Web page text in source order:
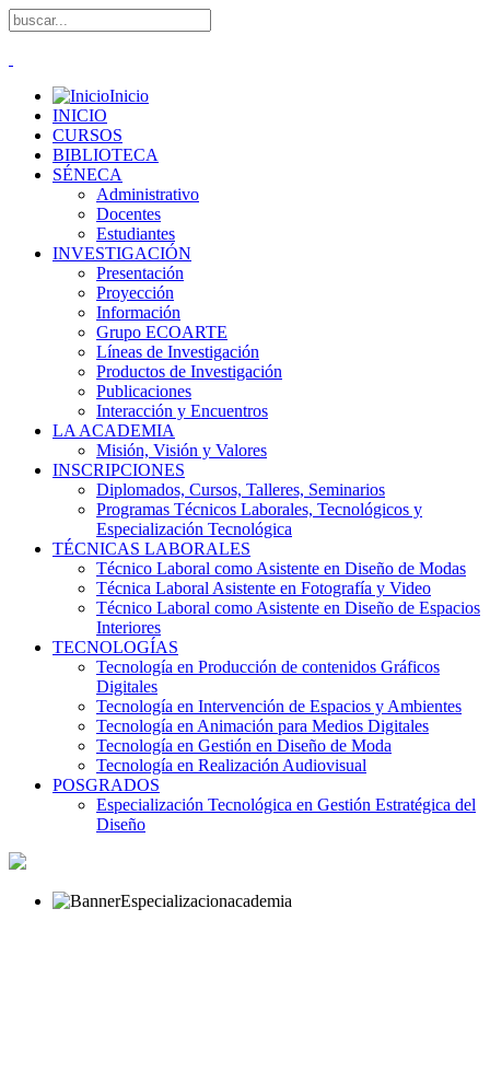
Inicio
INICIO
CURSOS
BIBLIOTECA
SÉNECA
Administrativo
Docentes
Estudiantes
INVESTIGACIÓN
Presentación
Proyección
Información
Grupo ECOARTE
Líneas de Investigación
Productos de Investigación
Publicaciones
Interacción y Encuentros
LA ACADEMIA
Misión, Visión y Valores
INSCRIPCIONES
Diplomados, Cursos, Talleres, Seminarios
Programas Técnicos Laborales, Tecnológicos y
Especialización Tecnológica
TÉCNICAS LABORALES
Técnico Laboral como Asistente en Diseño de Modas
Técnica Laboral Asistente en Fotografía y Video
Técnico Laboral como Asistente en Diseño de Espacios
Interiores
TECNOLOGÍAS
Tecnología en Producción de contenidos Gráficos
Digitales
Tecnología en Intervención de Espacios y Ambientes
Tecnología en Animación para Medios Digitales
Tecnología en Gestión en Diseño de Moda
Tecnología en Realización Audiovisual
POSGRADOS
Especialización Tecnológica en Gestión Estratégica del
Diseño